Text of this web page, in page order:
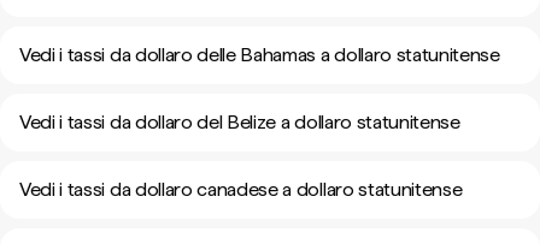
Vedi i tassi da dollaro delle Bahamas a dollaro statunitense
Vedi i tassi da dollaro del Belize a dollaro statunitense
Vedi i tassi da dollaro canadese a dollaro statunitense